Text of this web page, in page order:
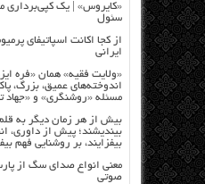
«کایروس» | یک کپی‌برداری
سئول
ایرانی
«ولایت فقیه» همان «فره
اندوخته‌های عمیق، بزرگ،
مسئله «روشنگری» و «جهاد
بیش از هر زمان دیگر به
بیندیشند؛ پیش از داوری،
بیفزایند، بر روشنایی فهم
معنی انواع صدای سگ از
صوتی